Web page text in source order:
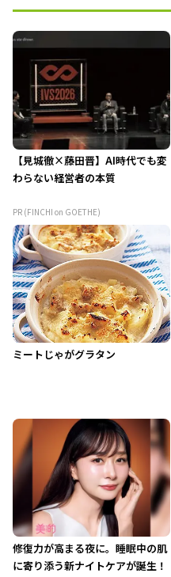
【見城徹×藤田晋】AI時代でも変
わらない経営者の本質
PR (FINCHI on GOETHE)
ミートじゃがグラタン
修復力が高まる夜に。睡眠中の肌
に寄り添う新ナイトケアが誕生！